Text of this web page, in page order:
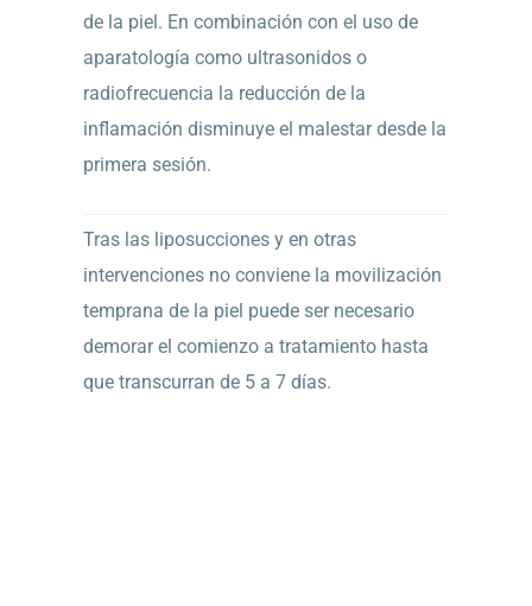
de la piel. En combinación con el uso de
aparatología como ultrasonidos o
radiofrecuencia la reducción de la
inflamación disminuye el malestar desde la
primera sesión.
Tras las liposucciones y en otras
intervenciones no conviene la movilización
temprana de la piel puede ser necesario
demorar el comienzo a tratamiento hasta
que transcurran de 5 a 7 días.